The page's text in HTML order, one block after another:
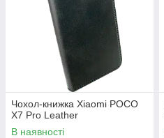
Чохол-книжка Xiaomi POCO
X7 Pro Leather
В наявності